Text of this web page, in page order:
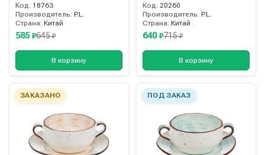
Код: 18763
Производитель: P.L.
Страна: Китай
585 ₽645₽
В корзину
Код: 20260
Производитель: P.L.
Страна: Китай
640 ₽715₽
В корзину
ЗАКАЗАНО ПОД ЗАКАЗ